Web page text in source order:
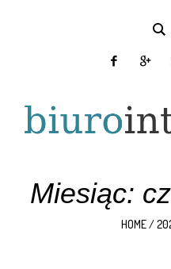
Miesiąc:
HOME /